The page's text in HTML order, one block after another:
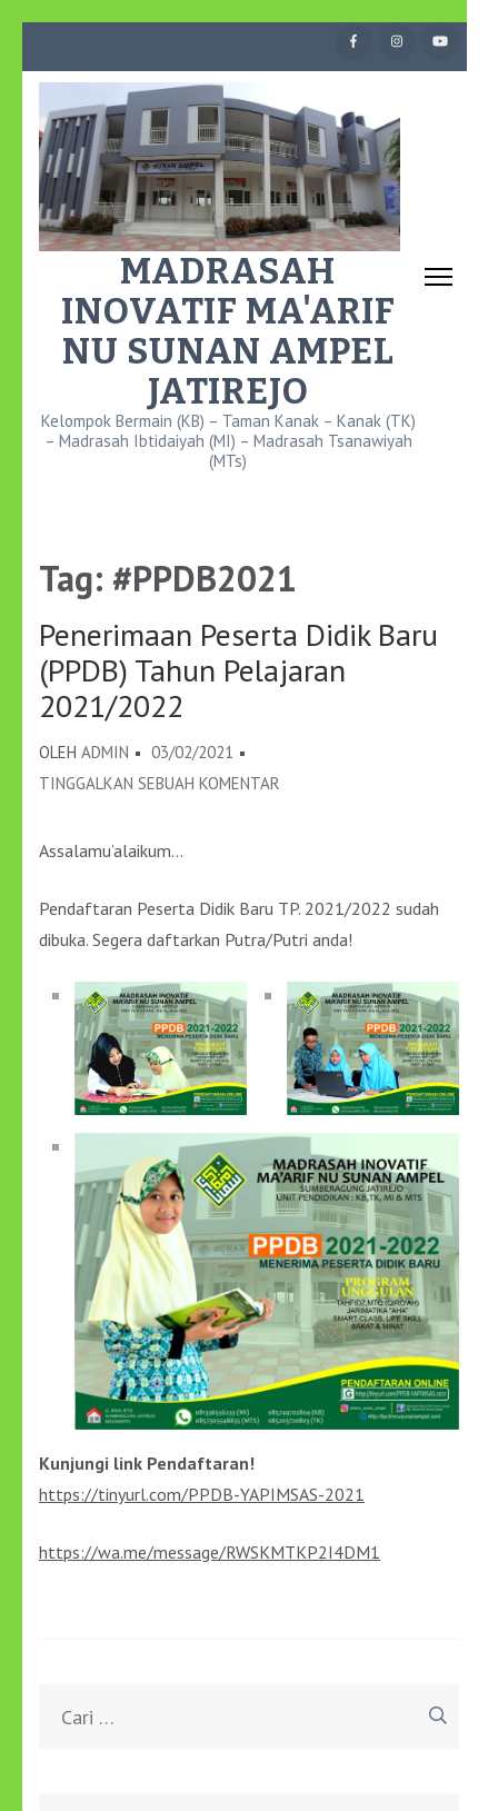
ke
(Tekan
Enter)
MADRASAH
INOVATIF MA'ARIF
NU SUNAN AMPEL
JATIREJO
Kelompok Bermain (KB) – Taman Kanak – Kanak (TK)
– Madrasah Ibtidaiyah (MI) – Madrasah Tsanawiyah
(MTs)
Tag: #PPDB2021
Penerimaan Peserta Didik Baru
(PPDB) Tahun Pelajaran
2021/2022
OLEH ADMIN
03/02/2021
TINGGALKAN SEBUAH KOMENTAR
BARU
(PPDB)
PELAJARAN
2021/2022
Assalamu’alaikum…
Pendaftaran Peserta Didik Baru TP. 2021/2022 sudah
dibuka. Segera daftarkan Putra/Putri anda!
Kunjungi link Pendaftaran!
https://tinyurl.com/PPDB-YAPIMSAS-2021
https://wa.me/message/RWSKMTKP2I4DM1